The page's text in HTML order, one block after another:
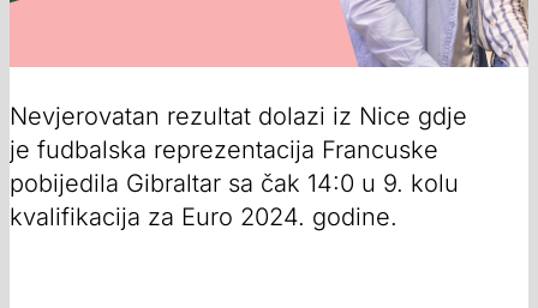
Nevjerovatan rezultat dolazi iz Nice gdje
je fudbalska reprezentacija Francuske
pobijedila Gibraltar sa čak 14:0 u 9. kolu
kvalifikacija za Euro 2024. godine.